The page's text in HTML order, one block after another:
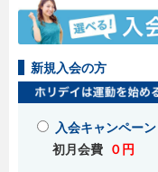
新規入会の方
入会キャンペーン
初月会費 ０円